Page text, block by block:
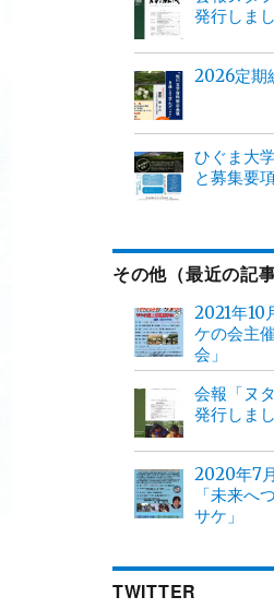
発行しま
2026定期
ひぐま大
と募集要
その他（最近の記
2021年10
ケの会主
会」
会報「ヌ
発行しま
2020年7
「未来へ
サケ」
TWITTER